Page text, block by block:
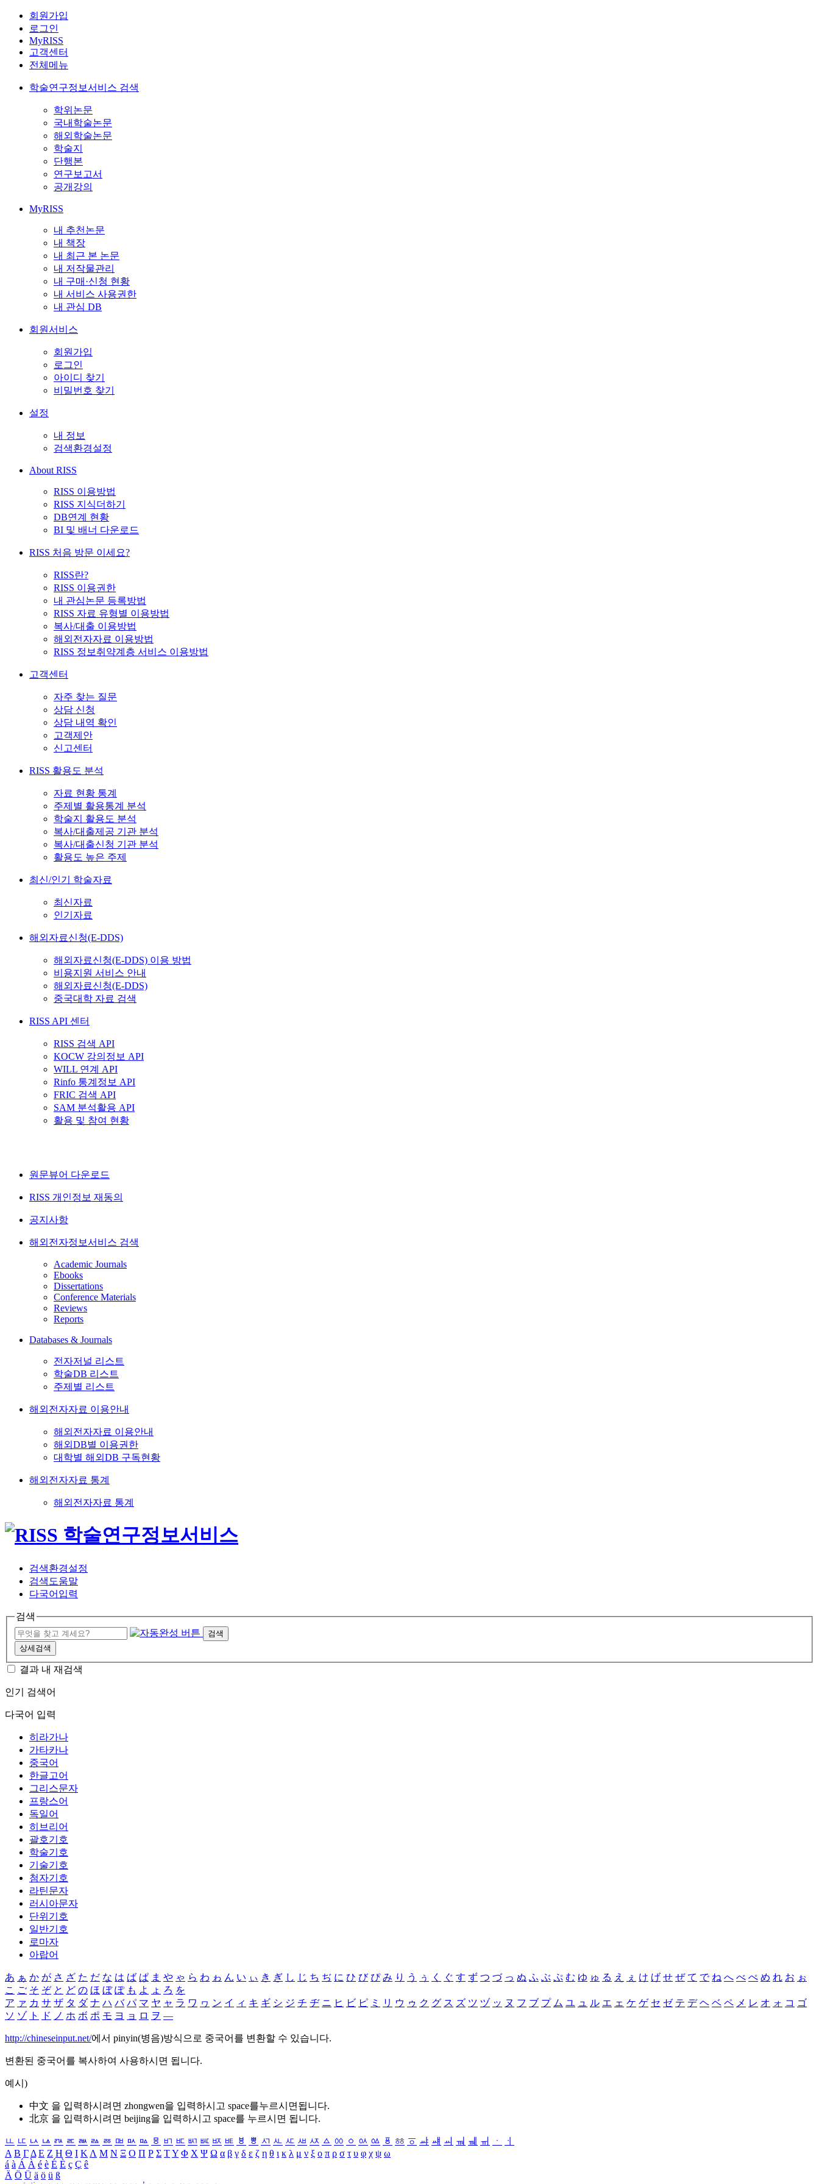
회원가입
로그인
MyRISS
고객센터
전체메뉴
학술연구정보서비스 검색
학위논문
국내학술논문
해외학술논문
학술지
단행본
연구보고서
공개강의
MyRISS
내 추천논문
내 책장
내 최근 본 논문
내 저작물관리
내 구매·신청 현황
내 서비스 사용권한
내 관심 DB
회원서비스
회원가입
로그인
아이디 찾기
비밀번호 찾기
설정
내 정보
검색환경설정
About RISS
RISS 이용방법
RISS 지식더하기
DB연계 현황
BI 및 배너 다운로드
RISS 처음 방문 이세요?
RISS란?
RISS 이용권한
내 관심논문 등록방법
RISS 자료 유형별 이용방법
복사/대출 이용방법
해외전자자료 이용방법
RISS 정보취약계층 서비스 이용방법
고객센터
자주 찾는 질문
상담 신청
상담 내역 확인
고객제안
신고센터
RISS 활용도 분석
자료 현황 통계
주제별 활용통계 분석
학술지 활용도 분석
복사/대출제공 기관 분석
복사/대출신청 기관 분석
활용도 높은 주제
최신/인기 학술자료
최신자료
인기자료
해외자료신청(E-DDS)
해외자료신청(E-DDS) 이용 방법
비용지원 서비스 안내
해외자료신청(E-DDS)
중국대학 자료 검색
RISS API 센터
RISS 검색 API
KOCW 강의정보 API
WILL 연계 API
Rinfo 통계정보 API
FRIC 검색 API
SAM 분석활용 API
활용 및 참여 현황
원문뷰어 다운로드
RISS 개인정보 재동의
공지사항
해외전자정보서비스 검색
Academic Journals
Ebooks
Dissertations
Conference Materials
Reviews
Reports
Databases & Journals
전자저널 리스트
학술DB 리스트
주제별 리스트
해외전자자료 이용안내
해외전자자료 이용안내
해외DB별 이용권한
대학별 해외DB 구독현황
해외전자자료 통계
해외전자자료 통계
검색환경설정
검색도움말
다국어입력
검색
검색
상세검색
결과 내 재검색
인기 검색어
다국어 입력
히라가나
가타카나
중국어
한글고어
그리스문자
프랑스어
독일어
히브리어
괄호기호
학술기호
기술기호
첨자기호
라틴문자
러시아문자
단위기호
일반기호
로마자
아랍어
あ ぁ か が さ ざ た だ な は ば ぱ ま や ゃ ら わ ゎ ん い ぃ き ぎ し じ ち ぢ に ひ び ぴ み り う ぅ く ぐ す ず つ づ っ ぬ ふ ぶ ぷ む ゆ ゅ る え ぇ け げ せ ぜ て で ね へ べ ぺ め れ お ぉ
こ ご そ ぞ と ど の ほ ぼ ぽ も よ ょ ろ を
ア ァ カ サ ザ タ ダ ナ ハ バ パ マ ヤ ャ ラ ワ ヮ ン イ ィ キ ギ シ ジ チ ヂ ニ ヒ ビ ピ ミ リ ウ ゥ ク グ ス ズ ツ ヅ ッ ヌ フ ブ プ ム ユ ュ ル エ ェ ケ ゲ セ ゼ テ デ ヘ ベ ペ メ レ オ ォ コ ゴ
ソ ゾ ト ド ノ ホ ボ ポ モ ヨ ョ ロ ヲ ―
http://chineseinput.net/에서 pinyin(병음)방식으로 중국어를 변환할 수 있습니다.
변환된 중국어를 복사하여 사용하시면 됩니다.
예시)
中文 을 입력하시려면 zhongwen을 입력하시고 space를누르시면됩니다.
北京 을 입력하시려면 beijing을 입력하시고 space를 누르시면 됩니다.
ㅥ ㅦ ㅧ ㅨ ㅩ ㅪ ㅫ ㅬ ㅭ ㅮ ㅯ ㅰ ㅱ ㅲ ㅳ ㅴ ㅵ ㅶ ㅷ ㅸ ㅹ ㅺ ㅻ ㅼ ㅽ ㅾ ㅿ ㆀ ㆁ ㆂ ㆃ ㆄ ㆅ ㆆ ㆇ ㆈ ㆉ ㆊ ㆋ ㆌ ㆍ
ㆎ
Α Β ΓΔ Ε Ζ Η Θ Ι ΚΛ Μ Ν Ξ Ο Π Ρ Σ ΤΥ Φ Χ Ψ Ω α β γ δ ε ζ η θ ι κ λ μ ν ξ ο π ρ σ τ υ φ χ ψ ω
á à Á À é è É È ç Ç ê
Ä Ö Ü ä ö ü ß